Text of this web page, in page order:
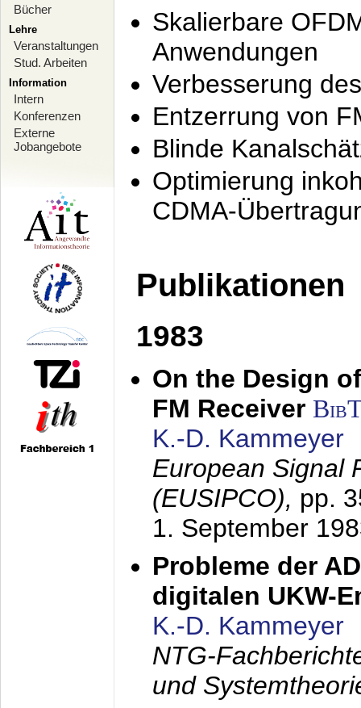
Bücher
Lehre
Veranstaltungen
Stud. Arbeiten
Information
Intern
Konferenzen
Externe
Jobangebote
Skalierbare
Anwendungen
Verbesserung
Entzerrung von
Blinde
Optimierung
CDMA-
Publikationen
1983
On the Design
FM Receiver
K.-D. Kammeyer
European Signal
(EUSIPCO), pp.
1. September
Probleme der
digitalen UKW-
K.-D. Kammeyer
NTG-
und